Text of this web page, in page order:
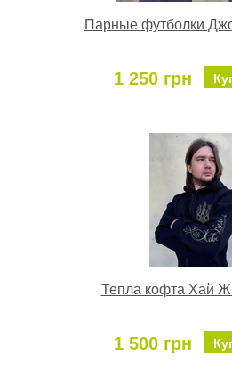
Парные футболки
1 250 грн
Тепла кофта Хай
1 500 грн